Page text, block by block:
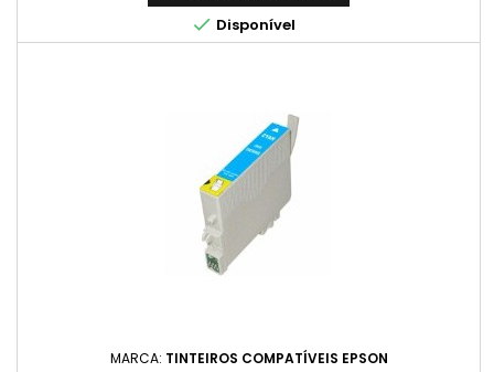
 Disponível
MARCA: TINTEIROS COMPATÍVEIS EPSON